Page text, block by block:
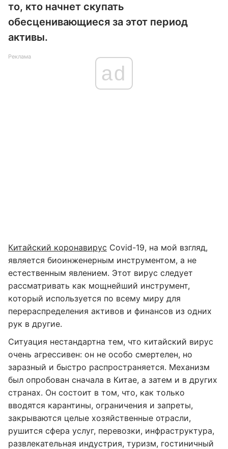
то, кто начнет скупать
обесценивающиеся за этот период
активы.
Реклама
ad
Китайский коронавирус Covid-19, на мой взгляд,
является биоинженерным инструментом, а не
естественным явлением. Этот вирус следует
рассматривать как мощнейший инструмент,
который используется по всему миру для
перераспределения активов и финансов из одних
рук в другие.
Ситуация нестандартна тем, что китайский вирус
очень агрессивен: он не особо смертелен, но
заразный и быстро распространяется. Механизм
был опробован сначала в Китае, а затем и в других
странах. Он состоит в том, что, как только
вводятся карантины, ограничения и запреты,
закрываются целые хозяйственные отрасли,
рушится сфера услуг, перевозки, инфраструктура,
развлекательная индустрия, туризм, гостиничный